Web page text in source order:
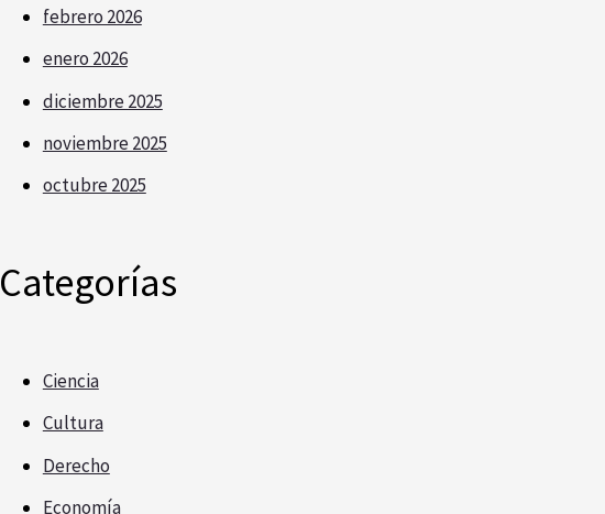
febrero 2026
enero 2026
diciembre 2025
noviembre 2025
octubre 2025
Categorías
Ciencia
Cultura
Derecho
Economía